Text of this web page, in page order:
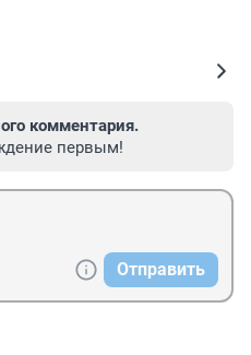
комментария.
первым!
Отправить